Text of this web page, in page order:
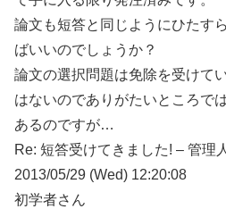
論文も短答と同じようにひたす
ばいいのでしょうか？
論文の選択問題は免除を受けて
はないのでありがたいところで
あるのですが…
Re: 短答受けてきました! – 管理人
2013/05/29 (Wed) 12:20:08
初学者さん